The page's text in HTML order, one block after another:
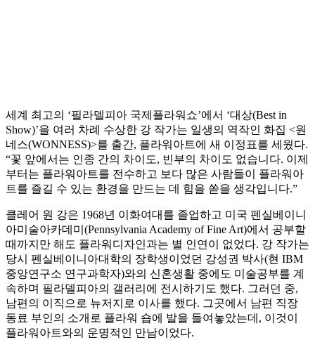
세계 최고의 ‘필라델피아 국제플라워쇼’에서 ‘대상(Best in
Show)’을 여러 차례 수상한 강 작가는 일생의 역작인 화집 <원
네스(WONNESS)>를 출간, 플라워아트에 새 이정표를 세웠다.
“꽃 앞에서는 인종 간의 차이도, 빈부의 차이도 없습니다. 이제
부터는 플라워아트를 전수하고 보다 많은 사람들이 플라워아
트를 즐길 수 있는 환경을 만드는 데 힘을 쏟을 생각입니다.”
클레어 원 강은 1968년 이화여대를 졸업하고 미국 펜실베이니
아미술아카데미(Pennsylvania Academy of Fine Art)에서 공부할
때까지만 해도 플라워디자인과는 별 인연이 없었다. 강 작가는
당시 펜실베이니아대학의 장학생이었던 강성권 박사(현 IBM
중앙연구소 연구과학자)와의 신혼생활 중에도 미술공부를 계
속하며 필라델피아의 갤러리에 전시하기도 했다. 그러던 중,
남편의 이직으로 뉴저지로 이사를 했다. 그곳에서 남편 직장
동료 부인의 소개로 플라워 숍에 발을 들여놓았는데, 이것이
플라워아트와의 운명적인 만남이었다.